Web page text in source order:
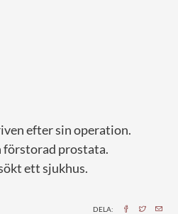
efter sin operation.
förstorad prostata.
ett sjukhus.
DELA: